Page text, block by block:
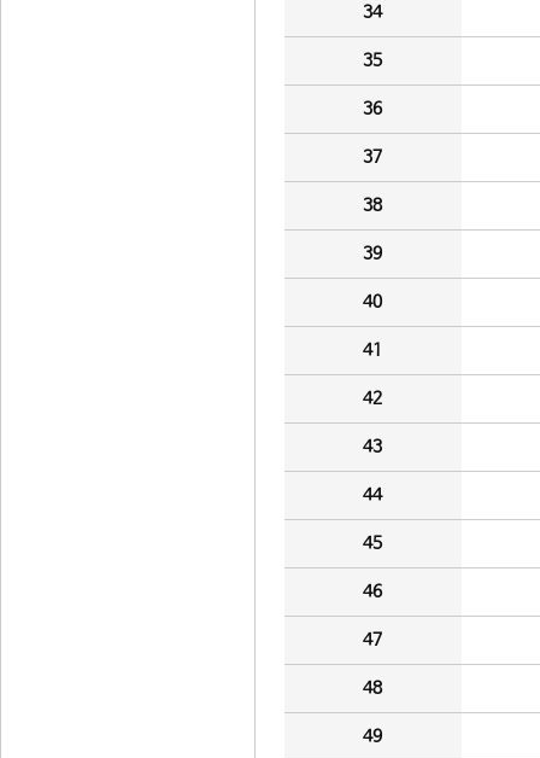
34
35
36
37
38
39
40
41
42
43
44
45
46
47
48
49